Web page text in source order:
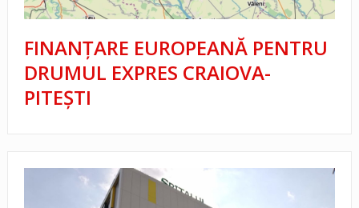
FINANȚARE EUROPEANĂ PENTRU
DRUMUL EXPRES CRAIOVA-
PITEȘTI